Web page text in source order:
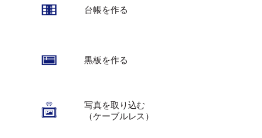
台帳を作る
黒板を作る
写真を取り込む
（ケーブルレス）